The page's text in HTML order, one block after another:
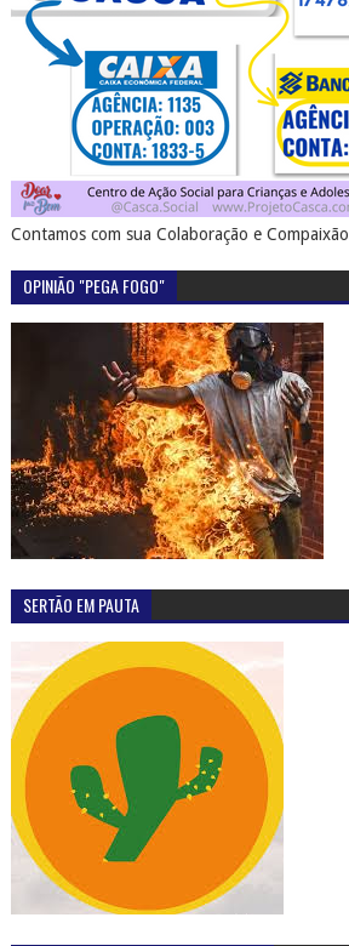
Contamos com sua Colaboração e Compaixão
OPINIÃO "PEGA FOGO"
SERTÃO EM PAUTA